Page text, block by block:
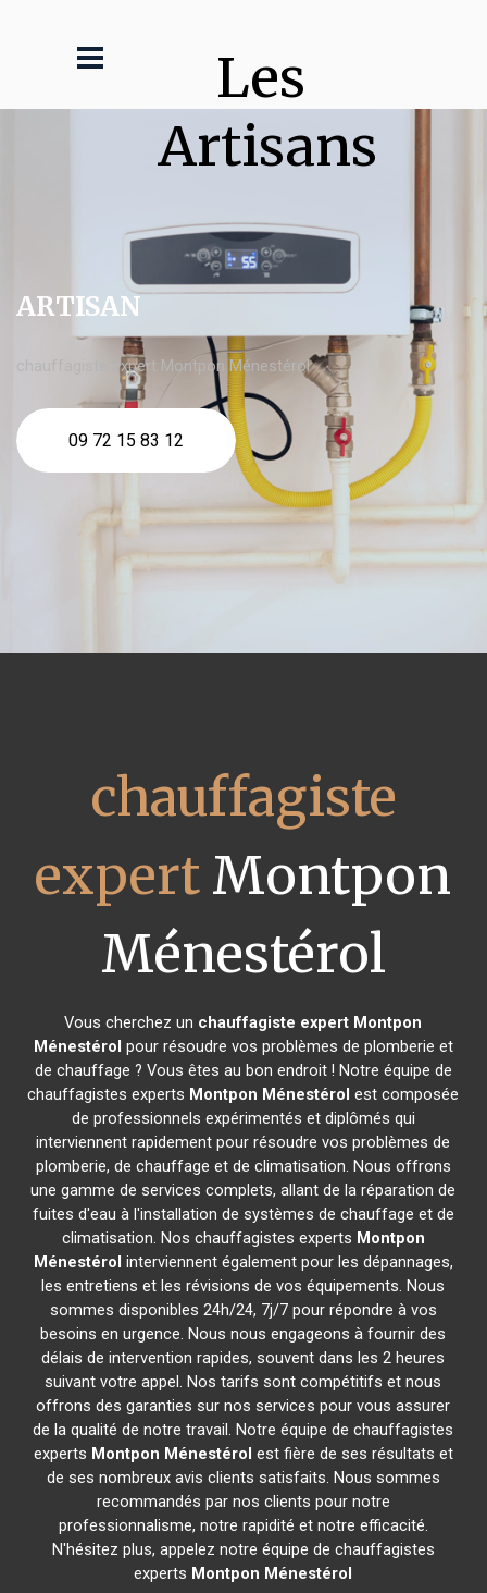
Les
Artisans
ARTISAN
chauffagiste expert Montpon Ménestérol
09 72 15 83 12
chauffagiste
expert Montpon
Ménestérol
Vous cherchez un chauffagiste expert Montpon
Ménestérol pour résoudre vos problèmes de plomberie et
de chauffage ? Vous êtes au bon endroit ! Notre équipe de
chauffagistes experts Montpon Ménestérol est composée
de professionnels expérimentés et diplômés qui
interviennent rapidement pour résoudre vos problèmes de
plomberie, de chauffage et de climatisation. Nous offrons
une gamme de services complets, allant de la réparation de
fuites d'eau à l'installation de systèmes de chauffage et de
climatisation. Nos chauffagistes experts Montpon
Ménestérol interviennent également pour les dépannages,
les entretiens et les révisions de vos équipements. Nous
sommes disponibles 24h/24, 7j/7 pour répondre à vos
besoins en urgence. Nous nous engageons à fournir des
délais de intervention rapides, souvent dans les 2 heures
suivant votre appel. Nos tarifs sont compétitifs et nous
offrons des garanties sur nos services pour vous assurer
de la qualité de notre travail. Notre équipe de chauffagistes
experts Montpon Ménestérol est fière de ses résultats et
de ses nombreux avis clients satisfaits. Nous sommes
recommandés par nos clients pour notre
professionnalisme, notre rapidité et notre efficacité.
N'hésitez plus, appelez notre équipe de chauffagistes
experts Montpon Ménestérol